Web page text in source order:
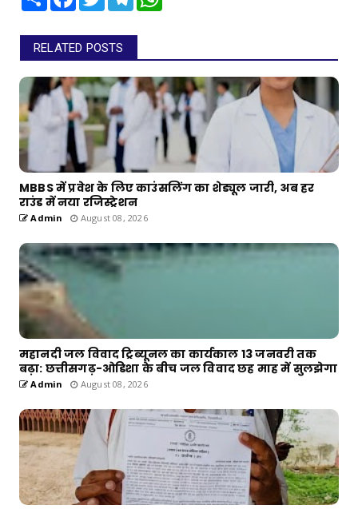
RELATED POSTS
MBBS में प्रवेश के लिए काउंसलिंग का शेड्यूल जारी, अब हर
राउंड में नया रजिस्ट्रेशन
Admin August 08, 2026
महानदी जल विवाद ट्रिब्यूनल का कार्यकाल 13 जनवरी तक
बढ़ा: छत्तीसगढ़-ओडिशा के बीच जल विवाद छह माह में सुलझेगा
Admin August 08, 2026